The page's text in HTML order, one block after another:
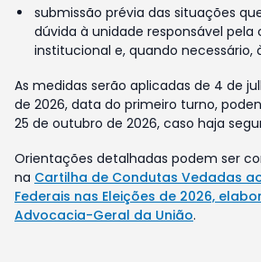
submissão prévia das situações
dúvida à unidade responsável
institucional e, quando necessário,
As medidas serão aplicadas de 4 de
de 2026, data do primeiro turno,
25 de outubro de 2026, caso haja
Orientações detalhadas podem ser
na Cartilha de Condutas Vedadas
Federais nas Eleições de 2026,
Advocacia-Geral da União.